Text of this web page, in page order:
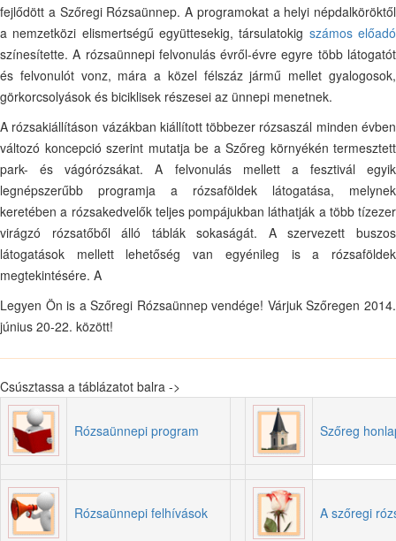
fejlődött a Szőregi Rózsaünnep. A programokat a helyi népdalköröktől
a nemzetközi elismertségű együttesekig, társulatokig számos előadó
színesítette. A rózsaünnepi felvonulás évről-évre egyre több látogatót
és felvonulót vonz, mára a közel félszáz jármű mellet gyalogosok,
görkorcsolyások és biciklisek részesei az ünnepi menetnek.
A rózsakiállításon vázákban kiállított többezer rózsaszál minden évben
változó koncepció szerint mutatja be a Szőreg környékén termesztett
park- és vágórózsákat. A felvonulás mellett a fesztivál egyik
legnépszerűbb programja a rózsaföldek látogatása, melynek
keretében a rózsakedvelők teljes pompájukban láthatják a több tízezer
virágzó rózsatőből álló táblák sokaságát. A szervezett buszos
látogatások mellett lehetőség van egyénileg is a rózsaföldek
megtekintésére. A
Legyen Ön is a Szőregi Rózsaünnep vendége! Várjuk Szőregen 2014.
június 20-22. között!
Csúsztassa a táblázatot balra ->
Rózsaünnepi program Szőreg
Rózsaünnepi felhívások A szőregi